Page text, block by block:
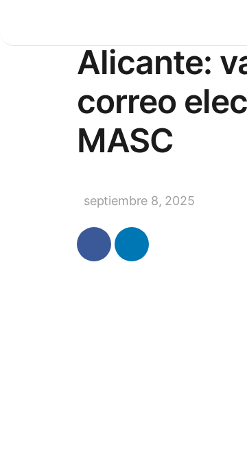
Auto 48/
Alicante:
correo
MASC
septiembre 8, 2025